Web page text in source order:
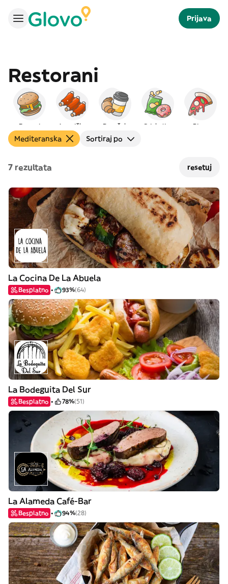
Prijava
Restorani
Burgeri Američka Doručak Grickalice Pizza
Mediteranska Sortiraj po
7 rezultata resetuj
La Cocina De La Abuela
Besplatno 93%(64)
La Bodeguita Del Sur
Besplatno 78%(51)
La Alameda Café-Bar
Besplatno 94%(28)